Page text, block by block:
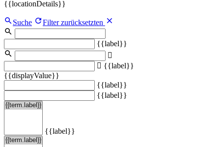
{{locationDetails}}
Suche Filter zurücksetzten
{{label}}
{{label}}
{{displayValue}}
{{label}}
{{label}}
{{label}}